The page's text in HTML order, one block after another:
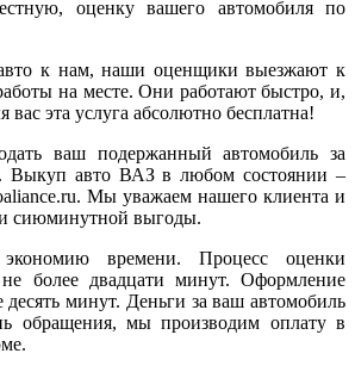
оценку вашего автомобиля по
к нам, наши оценщики выезжают к
на месте. Они работают быстро, и,
вас эта услуга абсолютно бесплатна!
ваш подержанный автомобиль за
Выкуп авто ВАЗ в любом состоянии –
Мы уважаем нашего клиента и
сиюминутной выгоды.
времени. Процесс оценки
не более двадцати минут. Оформление
десять минут. Деньги за ваш автомобиль
обращения, мы производим оплату в